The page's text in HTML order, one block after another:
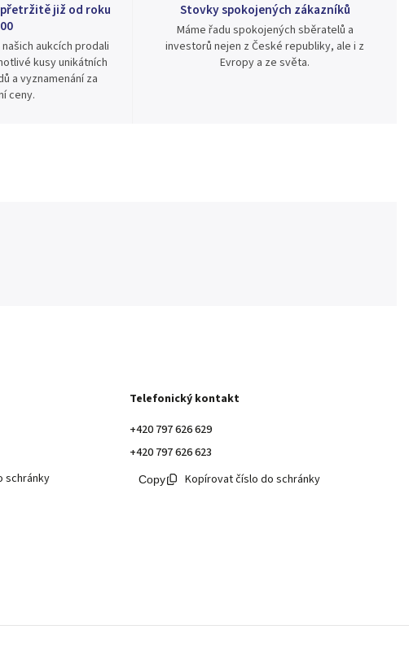
již od roku
aukcích prodali
kusy unikátních
a vyznamenání za
ceny.
Stovky spokojených zákazníků
Máme řadu spokojených sběratelů a
investorů nejen z České republiky, ale i z
Evropy a ze světa.
schránky
Telefonický kontakt
+420 797 626 629
+420 797 626 623
Kopírovat číslo do schránky